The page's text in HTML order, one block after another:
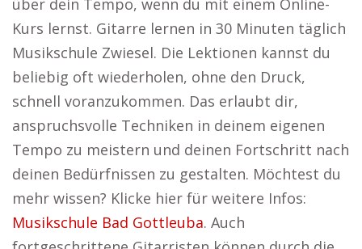
über dein Tempo, wenn du mit einem Online-
Kurs lernst. Gitarre lernen in 30 Minuten täglich
Musikschule Zwiesel. Die Lektionen kannst du
beliebig oft wiederholen, ohne den Druck,
schnell voranzukommen. Das erlaubt dir,
anspruchsvolle Techniken in deinem eigenen
Tempo zu meistern und deinen Fortschritt nach
deinen Bedürfnissen zu gestalten. Möchtest du
mehr wissen? Klicke hier für weitere Infos:
Musikschule Bad Gottleuba. Auch